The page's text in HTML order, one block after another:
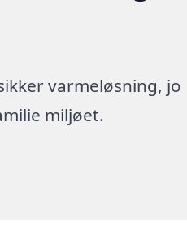
varmeløsning, jo
miljøet.